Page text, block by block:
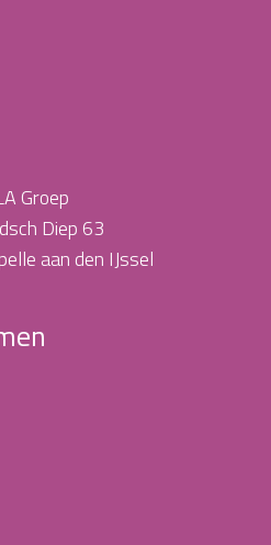
Groep
Diep 63
aan den IJssel